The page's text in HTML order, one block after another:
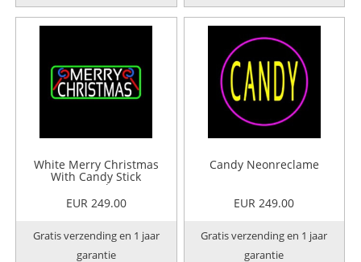
White Merry Christmas
With Candy Stick
Neonreclame
EUR 249.00
Gratis verzending en 1 jaar
garantie
Candy Neonreclame
EUR 249.00
Gratis verzending en 1 jaar
garantie